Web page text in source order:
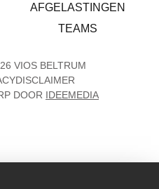
AFGELASTINGEN
TEAMS
VIOS BELTRUM
DISCLAIMER
DOOR IDEEMEDIA